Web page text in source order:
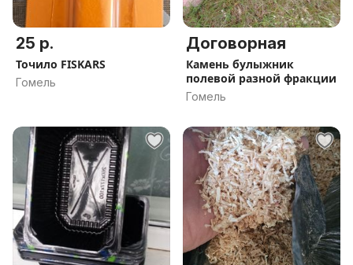
25 р.
Точило FISKARS
Гомель
Договорная
Камень булыжник
полевой разной фракции
Гомель